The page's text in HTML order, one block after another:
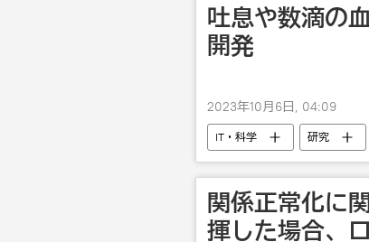
吐息や数滴の
開発
2023年10月6日, 04:09
IT・科学 研究
関係正常化に
揮した場合、